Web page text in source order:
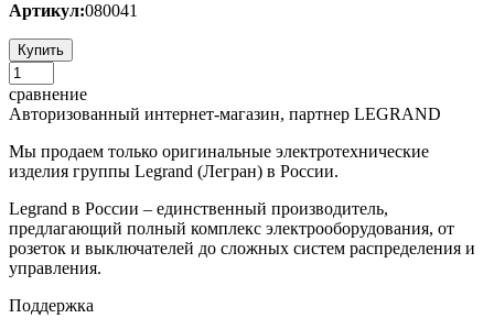
Артикул:080041
Купить
сравнение
Авторизованный интернет-магазин, партнер LEGRAND
Мы продаем только оригинальные электротехнические
изделия группы Legrand (Легран) в России.
Legrand в России – единственный производитель,
предлагающий полный комплекс электрооборудования, от
розеток и выключателей до сложных систем распределения и
управления.
Поддержка